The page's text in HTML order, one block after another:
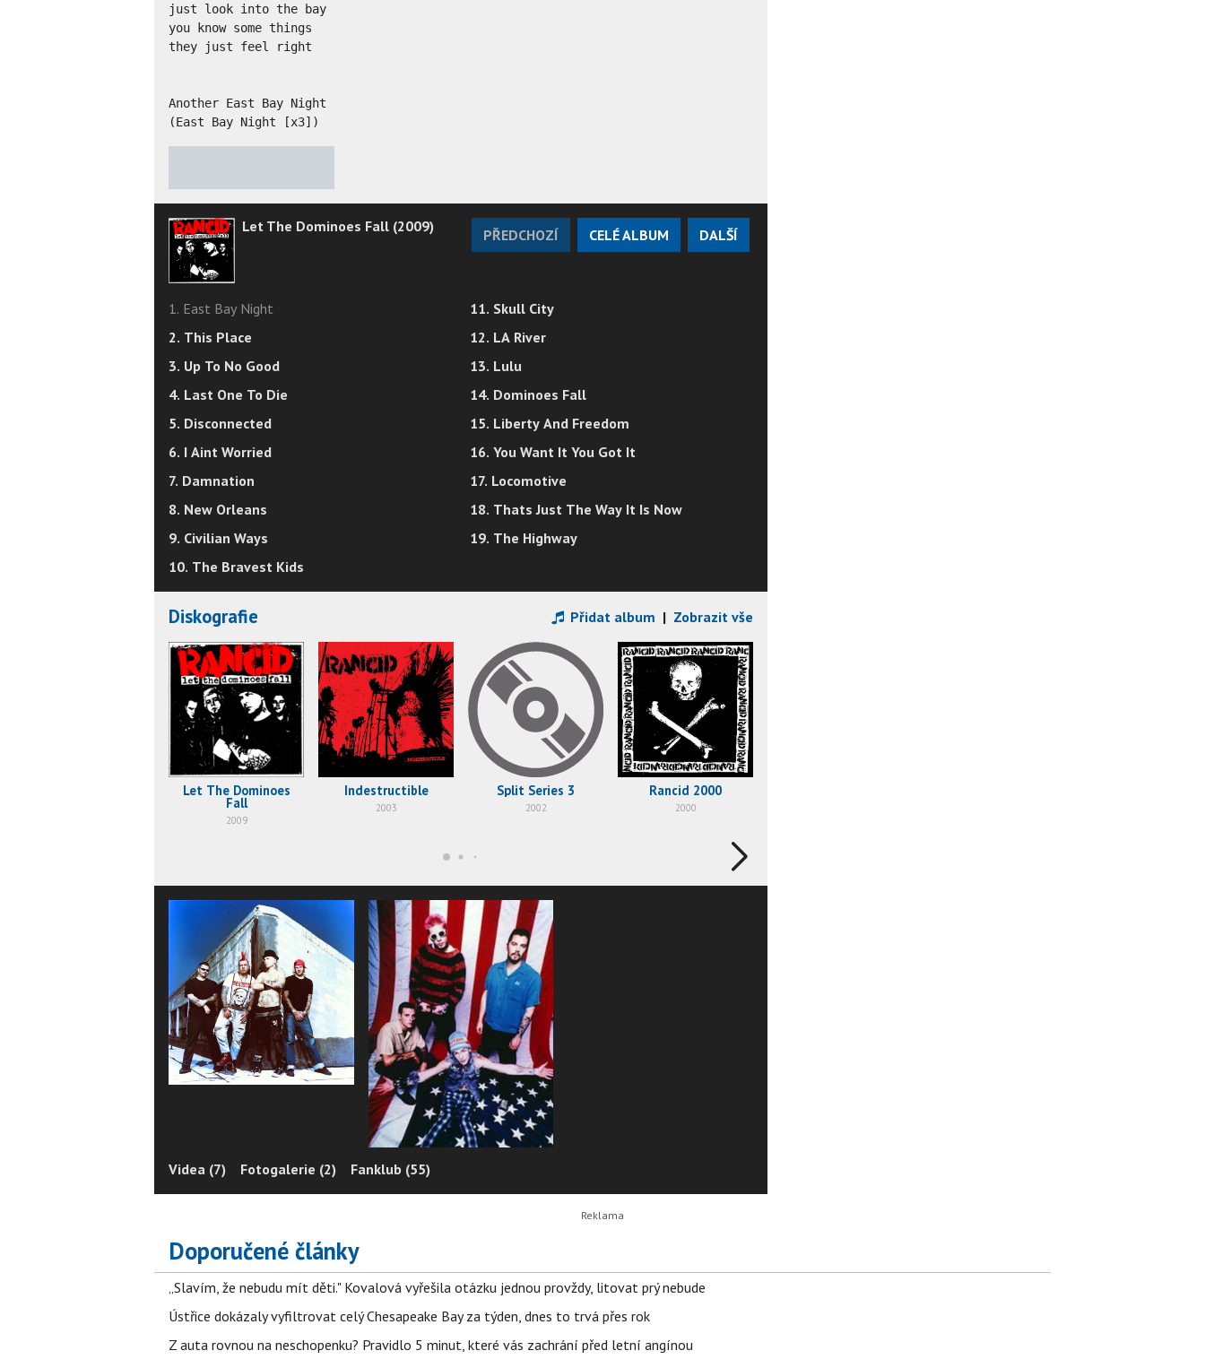
just look into the bay
you know some things
they just feel right
Another East Bay Night
(East Bay Night [x3])
Let The Dominoes Fall (2009) PŘEDCHOZÍ CELÉ ALBUM DALŠÍ
1. East Bay Night
2. This Place
3. Up To No Good
4. Last One To Die
5. Disconnected
6. I Aint Worried
7. Damnation
8. New Orleans
9. Civilian Ways
10. The Bravest Kids
11. Skull City
12. LA River
13. Lulu
14. Dominoes Fall
15. Liberty And Freedom
16. You Want It You Got It
17. Locomotive
18. Thats Just The Way It Is Now
19. The Highway
Diskografie Přidat album | Zobrazit vše
Let The Dominoes
Fall
2009
Indestructible
2003
Split Series 3
2002
Rancid 2000
2000
Videa (7) Fotogalerie (2) Fanklub (55)
Doporučené články
„Slavím, že nebudu mít děti." Kovalová vyřešila otázku jednou provždy, litovat prý nebude
Ústřice dokázaly vyfiltrovat celý Chesapeake Bay za týden, dnes to trvá přes rok
Z auta rovnou na neschopenku? Pravidlo 5 minut, které vás zachrání před letní angínou